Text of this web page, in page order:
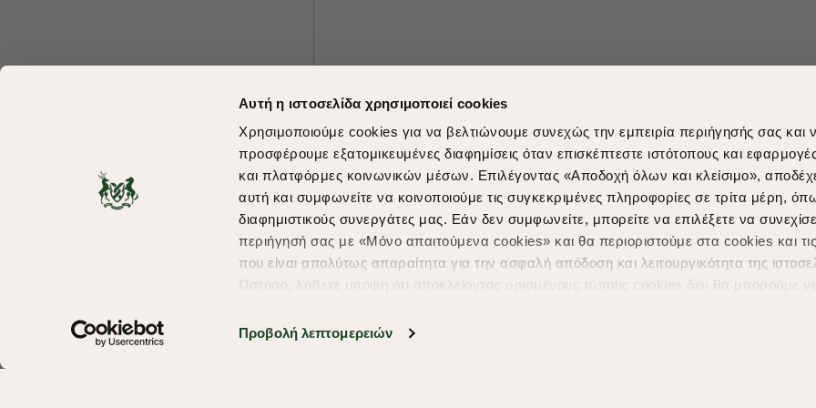
Αυτή η ιστοσελίδα χρησιμοποιεί cookies
Χρησιμοποιούμε cookies για να βελτιώνουμε συνεχώς την εμπειρία περιήγησής σας και
προσφέρουμε εξατομικευμένες διαφημίσεις όταν επισκέπτεστε ιστότοπους και
και πλατφόρμες κοινωνικών μέσων. Επιλέγοντας «Αποδοχή όλων και κλείσιμο»,
αυτή και συμφωνείτε να κοινοποιούμε τις συγκεκριμένες πληροφορίες σε τρίτα μέρη,
διαφημιστικούς συνεργάτες μας. Εάν δεν συμφωνείτε, μπορείτε να επιλέξετε να
περιήγησή σας με «Μόνο απαιτούμενα cookies» και θα περιοριστούμε στα cookies και τις
που είναι απολύτως απαραίτητα για την ασφαλή απόδοση και λειτουργικότητα της
Ωστόσο, λάβετε υπόψη ότι αποκλείοντας ορισμένους τύπους cookies δεν θα μπορούμε
υπηρεσίες και διαφημίσεις. Για να προσαρμόσετε τις επιλογές σας ή να ανακαλέσετε τη
Προβολή λεπτομερειών
Shopping in secure with Shipping